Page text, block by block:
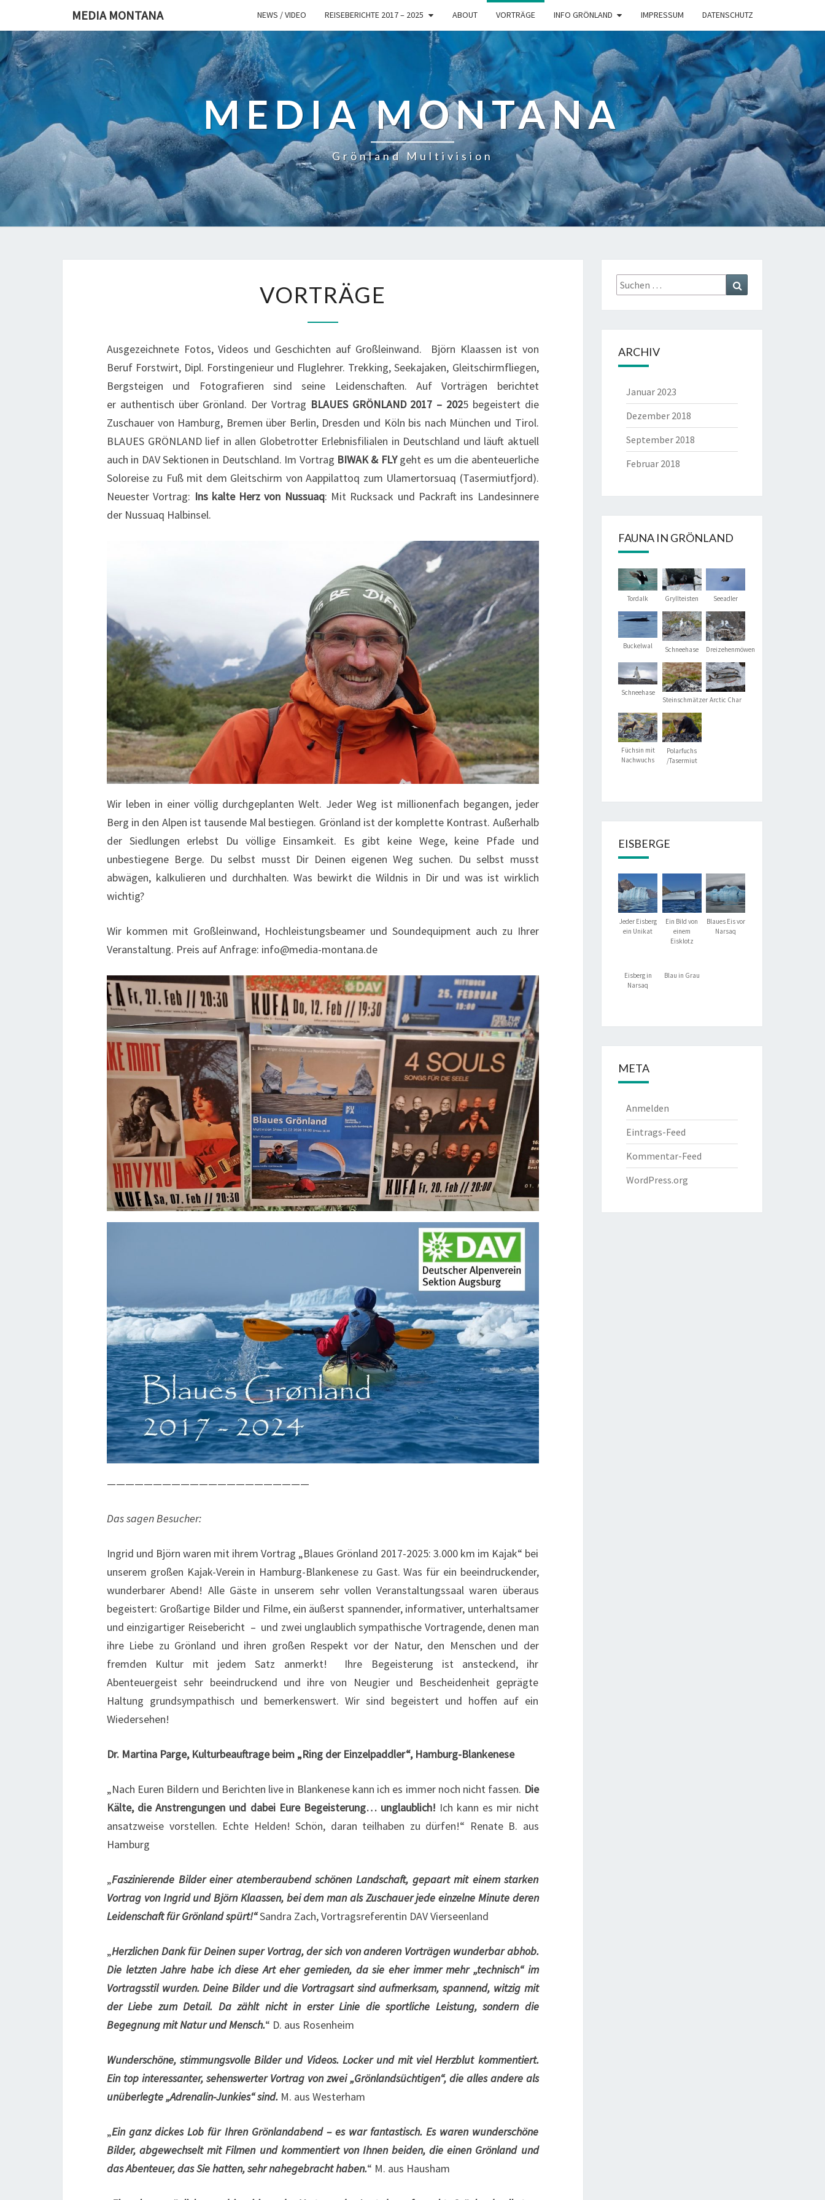
MEDIA MONTANA NEWS / VIDEO REISEBERICHTE 2017 – 2025 ABOUT VORTRÄGE INFO GRÖNLAND IMPRESSUM DATENSCHUTZ
MEDIA MONTANA
Grönland Multivision
VORTRÄGE
Ausgezeichnete Fotos, Videos und Geschichten auf Großleinwand. Björn Klaassen ist von
Beruf Forstwirt, Dipl. Forstingenieur und Fluglehrer. Trekking, Seekajaken, Gleitschirmfliegen,
Bergsteigen und Fotografieren sind seine Leidenschaften. Auf Vorträgen berichtet
er authentisch über Grönland. Der Vortrag BLAUES GRÖNLAND 2017 – 2025 begeistert die
Zuschauer von Hamburg, Bremen über Berlin, Dresden und Köln bis nach München und Tirol.
BLAUES GRÖNLAND lief in allen Globetrotter Erlebnisfilialen in Deutschland und läuft aktuell
auch in DAV Sektionen in Deutschland. Im Vortrag BIWAK & FLYgeht es um die abenteuerliche
Soloreise zu Fuß mit dem Gleitschirm von Aappilattoq zum Ulamertorsuaq (Tasermiutfjord).
Neuester Vortrag: Ins kalte Herz von Nussuaq: Mit Rucksack und Packraft ins Landesinnere
der Nussuaq Halbinsel.
Wir leben in einer völlig durchgeplanten Welt. Jeder Weg ist millionenfach begangen, jeder
Berg in den Alpen ist tausende Mal bestiegen. Grönland ist der komplette Kontrast. Außerhalb
der Siedlungen erlebst Du völlige Einsamkeit. Es gibt keine Wege, keine Pfade und
unbestiegene Berge. Du selbst musst Dir Deinen eigenen Weg suchen. Du selbst musst
abwägen, kalkulieren und durchhalten. Was bewirkt die Wildnis in Dir und was ist wirklich
wichtig?
Wir kommen mit Großleinwand, Hochleistungsbeamer und Soundequipment auch zu Ihrer
Veranstaltung. Preis auf Anfrage: info@media-montana.de
——————————————————————
Das sagen Besucher:
Ingrid und Björn waren mit ihrem Vortrag „Blaues Grönland 2017-2025: 3.000 km im Kajak“ bei
unserem großen Kajak-Verein in Hamburg-Blankenese zu Gast. Was für ein beeindruckender,
wunderbarer Abend! Alle Gäste in unserem sehr vollen Veranstaltungssaal waren überaus
begeistert: Großartige Bilder und Filme, ein äußerst spannender, informativer, unterhaltsamer
und einzigartiger Reisebericht – und zwei unglaublich sympathische Vortragende, denen man
ihre Liebe zu Grönland und ihren großen Respekt vor der Natur, den Menschen und der
fremden Kultur mit jedem Satz anmerkt! Ihre Begeisterung ist ansteckend, ihr
Abenteuergeist sehr beeindruckend und ihre von Neugier und Bescheidenheit geprägte
Haltung grundsympathisch und bemerkenswert. Wir sind begeistert und hoffen auf ein
Wiedersehen!
Dr. Martina Parge, Kulturbeauftrage beim „Ring der Einzelpaddler“, Hamburg-Blankenese
„Nach Euren Bildern und Berichten live in Blankenese kann ich es immer noch nicht fassen. Die
Kälte, die Anstrengungen und dabei Eure Begeisterung… unglaublich! Ich kann es mir nicht
ansatzweise vorstellen. Echte Helden! Schön, daran teilhaben zu dürfen!“ Renate B. aus
Hamburg
„Faszinierende Bilder einer atemberaubend schönen Landschaft, gepaart mit einem starken
Vortrag von Ingrid und Björn Klaassen, bei dem man als Zuschauer jede einzelne Minute deren
Leidenschaft für Grönland spürt!“Sandra Zach, Vortragsreferentin DAV Vierseenland
„Herzlichen Dank für Deinen super Vortrag, der sich von anderen Vorträgen wunderbar abhob.
Die letzten Jahre habe ich diese Art eher gemieden, da sie eher immer mehr „technisch“ im
Vortragsstil wurden. Deine Bilder und die Vortragsart sind aufmerksam, spannend, witzig mit
der Liebe zum Detail. Da zählt nicht in erster Linie die sportliche Leistung, sondern die
Begegnung mit Natur und Mensch.“ D. aus Rosenheim
Wunderschöne, stimmungsvolle Bilder und Videos. Locker und mit viel Herzblut kommentiert.
Ein top interessanter, sehenswerter Vortrag von zwei „Grönlandsüchtigen“, die alles andere als
unüberlegte „Adrenalin-Junkies“ sind. M. aus Westerham
„Ein ganz dickes Lob für Ihren Grönlandabend – es war fantastisch. Es waren wunderschöne
Bilder, abgewechselt mit Filmen und kommentiert von Ihnen beiden, die einen Grönland und
das Abenteuer, das Sie hatten, sehr nahegebracht haben.“ M. aus Hausham
Suche
nach:
ARCHIV
Januar 2023
Dezember 2018
September 2018
Februar 2018
FAUNA IN GRÖNLAND
Tordalk Gryllteisten Seeadler
Buckelwal Schneehase Dreizehenmöwen
Schneehase
Steinschmätzer Arctic Char
Füchsin mit
Nachwuchs
Polarfuchs
/Tasermiut
EISBERGE
Jeder Eisberg
ein Unikat
Ein Bild von
einem
Eisklotz
Blaues Eis vor
Narsaq
Eisberg in
Narsaq
Blau in Grau
META
Anmelden
Eintrags-Feed
Kommentar-Feed
WordPress.org